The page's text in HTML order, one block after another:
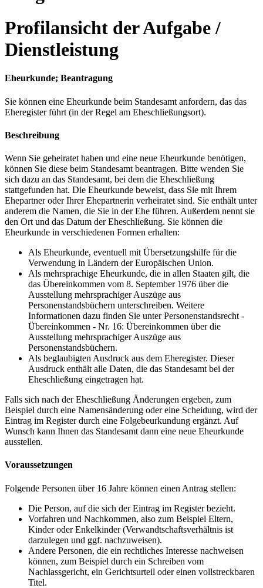
Profilansicht der Aufgabe /
Dienstleistung
Eheurkunde; Beantragung
Sie können eine Eheurkunde beim Standesamt anfordern, das das
Eheregister führt (in der Regel am Eheschließungsort).
Beschreibung
Wenn Sie geheiratet haben und eine neue Eheurkunde benötigen,
können Sie diese beim Standesamt beantragen. Bitte wenden Sie
sich dazu an das Standesamt, bei dem die Eheschließung
stattgefunden hat. Die Eheurkunde beweist, dass Sie mit Ihrem
Ehepartner oder Ihrer Ehepartnerin verheiratet sind. Sie enthält unter
anderem die Namen, die Sie in der Ehe führen. Außerdem nennt sie
den Ort und das Datum der Eheschließung. Sie können die
Eheurkunde in verschiedenen Formen erhalten:
Als Eheurkunde, eventuell mit Übersetzungshilfe für die
Verwendung in Ländern der Europäischen Union.
Als mehrsprachige Eheurkunde, die in allen Staaten gilt, die
das Übereinkommen vom 8. September 1976 über die
Ausstellung mehrsprachiger Auszüge aus
Personenstandsbüchern unterschreiben. Weitere
Informationen dazu finden Sie unter Personenstandsrecht -
Übereinkommen - Nr. 16: Übereinkommen über die
Ausstellung mehrsprachiger Auszüge aus
Personenstandsbüchern.
Als beglaubigten Ausdruck aus dem Eheregister. Dieser
Ausdruck enthält alle Daten, die das Standesamt bei der
Eheschließung eingetragen hat.
Falls sich nach der Eheschließung Änderungen ergeben, zum
Beispiel durch eine Namensänderung oder eine Scheidung, wird der
Eintrag im Register durch eine Folgebeurkundung ergänzt. Auf
Wunsch kann Ihnen das Standesamt dann eine neue Eheurkunde
ausstellen.
Voraussetzungen
Folgende Personen über 16 Jahre können einen Antrag stellen:
Die Person, auf die sich der Eintrag im Register bezieht.
Vorfahren und Nachkommen, also zum Beispiel Eltern,
Kinder oder Enkelkinder (Verwandtschaftsverhältnis ist
darzulegen und ggf. nachzuweisen).
Andere Personen, die ein rechtliches Interesse nachweisen
können, zum Beispiel durch ein Schreiben vom
Nachlassgericht, ein Gerichtsurteil oder einen vollstreckbaren
Titel.